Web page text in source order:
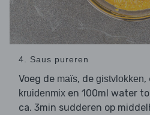
4. Saus pureren
Voeg de maïs, de gistvlokken,
kruidenmix en 100ml water
ca. 3min sudderen op